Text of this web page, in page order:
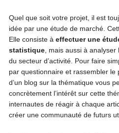
Quel que soit votre projet, il est
idée par une étude de marché.
Elle consiste à effectuer une
statistique, mais aussi à analyser
du secteur d’activité. Pour faire
par questionnaire et rassembler le
d’un blog sur la thématique vous
concrètement l’intérêt sur cette
internautes de réagir à chaque
créer une communauté de futurs